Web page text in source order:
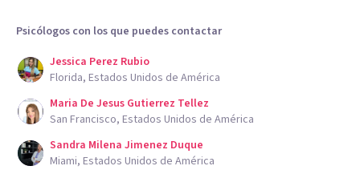
Psicólogos con los que puedes contactar
Jessica Perez Rubio
Florida, Estados Unidos de América
Maria De Jesus Gutierrez Tellez
San Francisco, Estados Unidos de América
Sandra Milena Jimenez Duque
Miami, Estados Unidos de América